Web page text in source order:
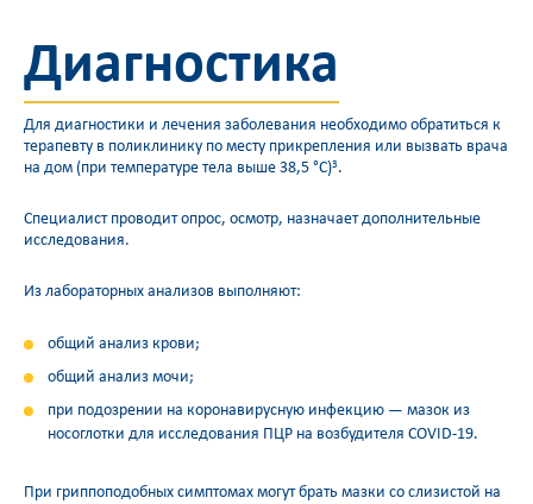
Диагностика
Для диагностики и лечения заболевания необходимо обратиться к
терапевту в поликлинику по месту прикрепления или вызвать врача
на дом (при температуре тела выше 38,5 °C)3 .
Специалист проводит опрос, осмотр, назначает дополнительные
исследования.
Из лабораторных анализов выполняют:
общий анализ крови;
общий анализ мочи;
при подозрении на коронавирусную инфекцию — мазок из
носоглотки для исследования ПЦР на возбудителя COVID-19.
При гриппоподобных симптомах могут брать мазки со слизистой на